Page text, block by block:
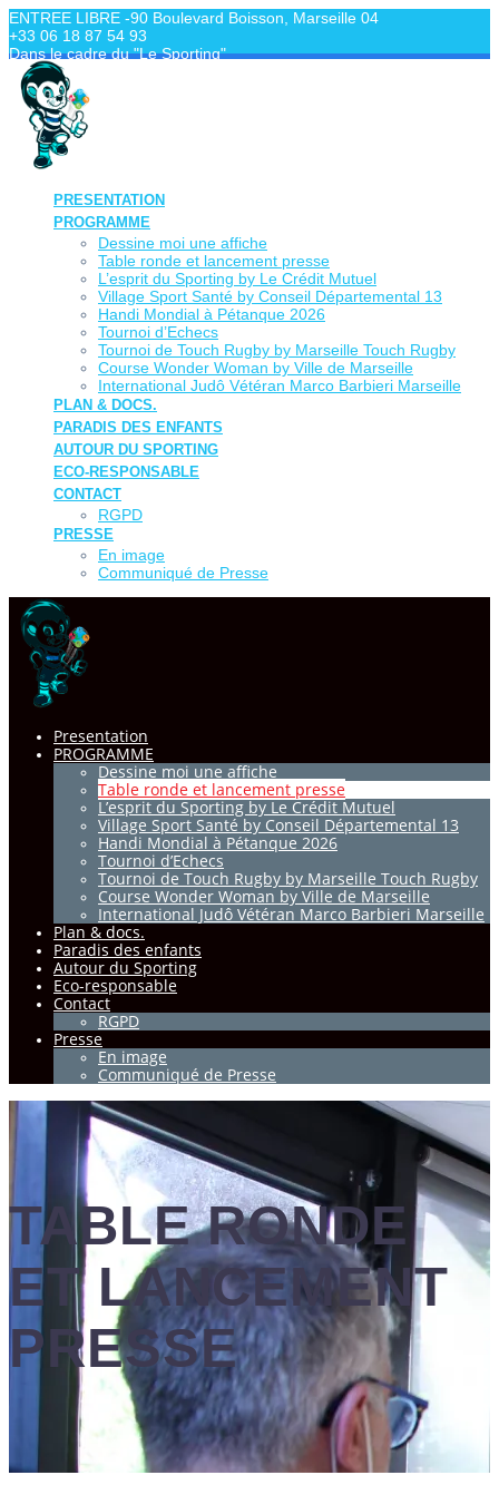
Skip
to
content
ENTREE LIBRE -90 Boulevard Boisson, Marseille 04
+33 06 18 87 54 93
Dans le cadre du "Le Sporting"
PRESENTATION
PROGRAMME
Dessine moi une affiche
Table ronde et lancement presse
L’esprit du Sporting by Le Crédit Mutuel
Village Sport Santé by Conseil Départemental 13
Handi Mondial à Pétanque 2026
Tournoi d’Echecs
Tournoi de Touch Rugby by Marseille Touch Rugby
Course Wonder Woman by Ville de Marseille
International Judô Vétéran Marco Barbieri Marseille
PLAN & DOCS.
PARADIS DES ENFANTS
AUTOUR DU SPORTING
ECO-RESPONSABLE
CONTACT
RGPD
PRESSE
En image
Communiqué de Presse
Presentation
PROGRAMME
Dessine moi une affiche
Table ronde et lancement presse
L’esprit du Sporting by Le Crédit Mutuel
Village Sport Santé by Conseil Départemental 13
Handi Mondial à Pétanque 2026
Tournoi d’Echecs
Tournoi de Touch Rugby by Marseille Touch Rugby
Course Wonder Woman by Ville de Marseille
International Judô Vétéran Marco Barbieri Marseille
Plan & docs.
Paradis des enfants
Autour du Sporting
Eco-responsable
Contact
RGPD
Presse
En image
Communiqué de Presse
TABLE RONDE
ET LANCEMENT
PRESSE